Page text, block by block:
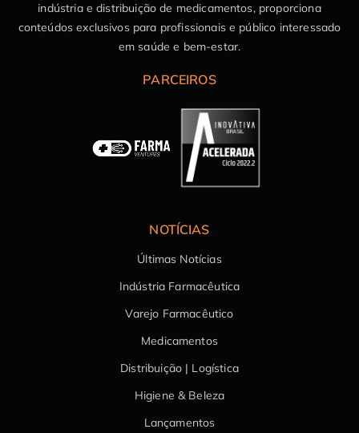
indústria e distribuição de medicamentos, proporciona
conteúdos exclusivos para profissionais e público interessado
em saúde e bem-estar.
PARCEIROS
NOTÍCIAS
Últimas Notícias
Indústria Farmacêutica
Varejo Farmacêutico
Medicamentos
Distribuição | Logística
Higiene & Beleza
Lançamentos